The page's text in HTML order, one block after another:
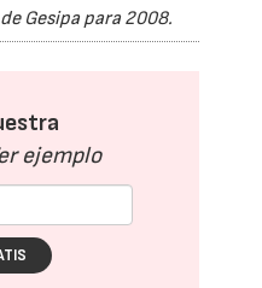
Gesipa para 2008.
ejemplo